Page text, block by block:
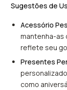
Sugestões de
Acessório
mantenha-as
reflete seu
Presentes
como